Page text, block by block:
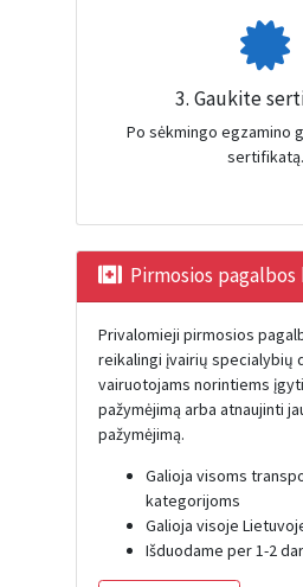
3. Gaukite
Po sėkmingo egzamino
sertifikatą.
Pirmosios pagalbos
Privalomieji pirmosios
reikalingi įvairių specialybių
vairuotojams norintiems
pažymėjimą arba atnaujinti
pažymėjimą.
Galioja visoms
kategorijoms
Galioja visoje
Išduodame per 1-2